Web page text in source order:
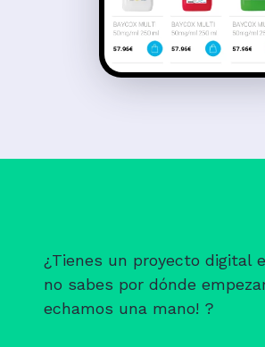
¿Tienes un proyecto digital
no sabes por dónde
echamos una mano! ?